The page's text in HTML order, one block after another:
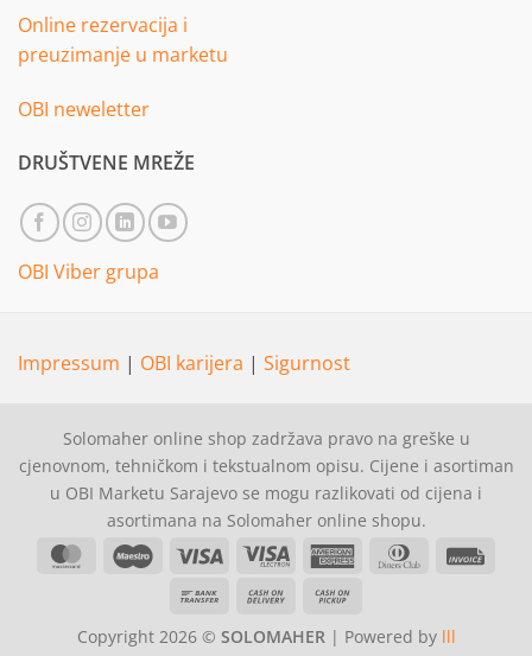
Online rezervacija i
preuzimanje u marketu
OBI neweletter
DRUŠTVENE MREŽE
OBI Viber grupa
Impressum | OBI karijera | Sigurnost
Solomaher online shop zadržava pravo na greške u
cjenovnom, tehničkom i tekstualnom opisu. Cijene i asortiman
u OBI Marketu Sarajevo se mogu razlikovati od cijena i
asortimana na Solomaher online shopu.
MasterCardMaestro Visa
Visa
American Dinners
Bank
Cash
Delivery Pickup
Copyright 2026 © SOLOMAHER| Powered by lll